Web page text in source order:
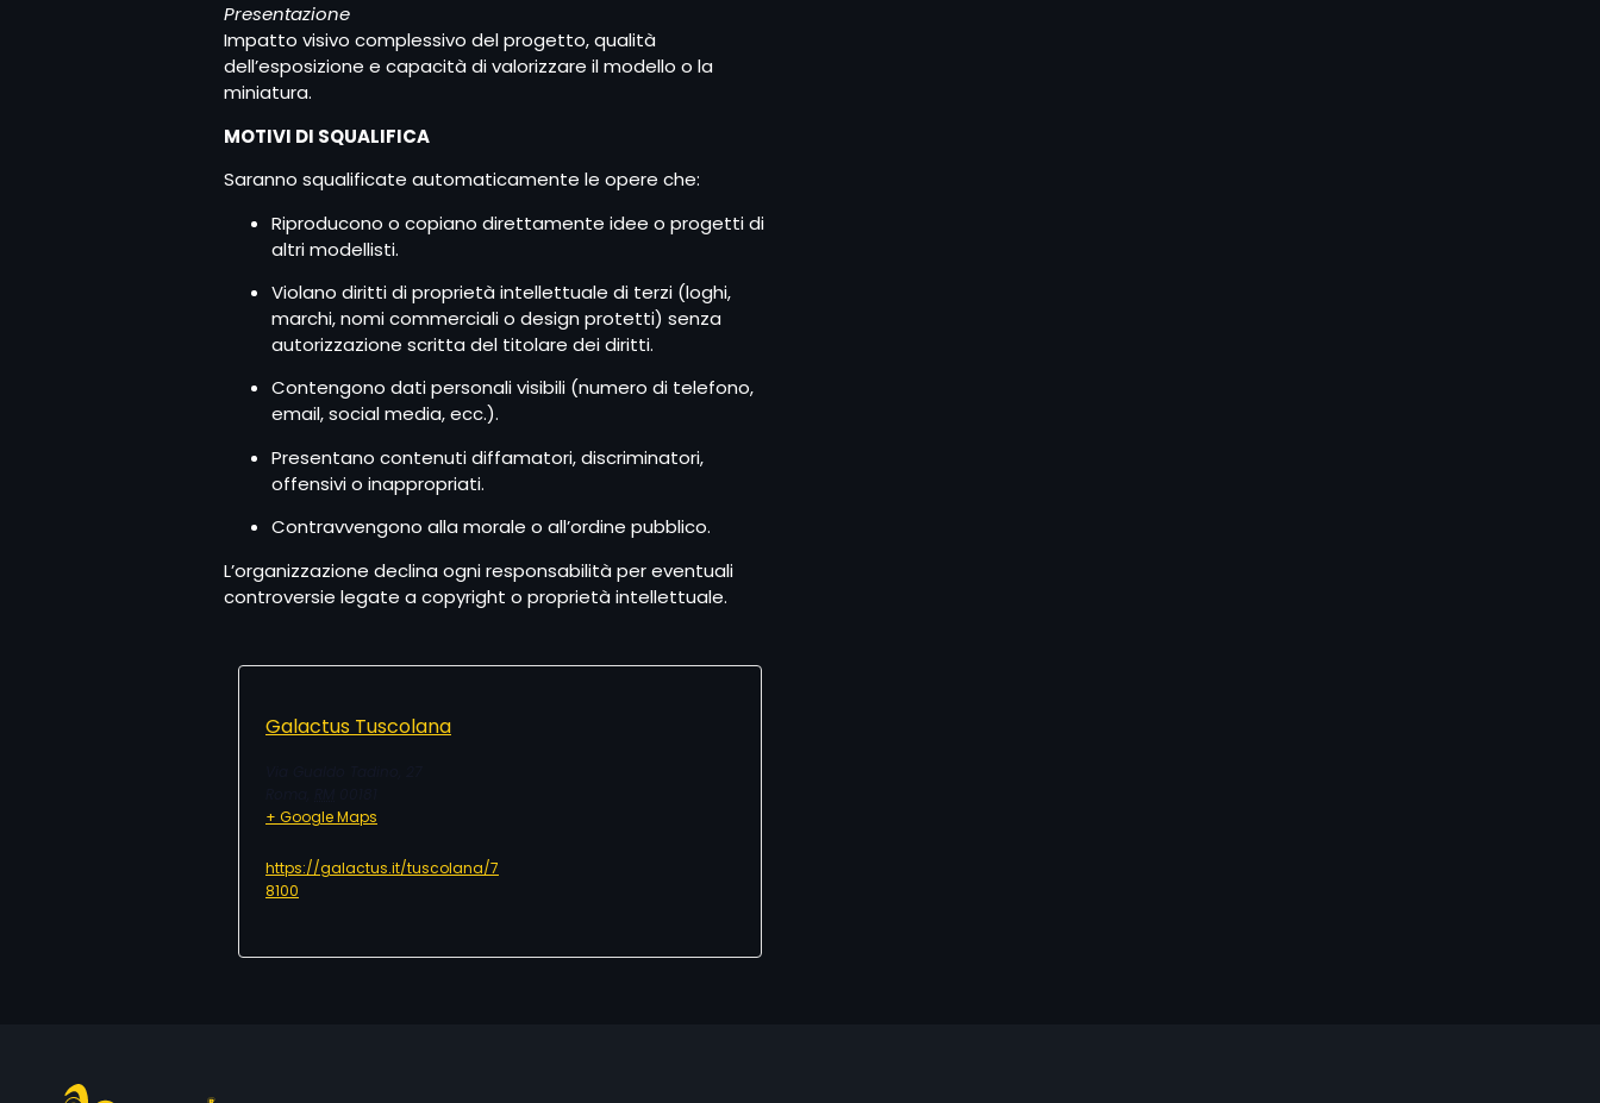
Presentazione
Impatto visivo complessivo del progetto, qualità
dell’esposizione e capacità di valorizzare il modello o la
miniatura.
MOTIVI DI SQUALIFICA
Saranno squalificate automaticamente le opere che:
Riproducono o copiano direttamente idee o progetti di
altri modellisti.
Violano diritti di proprietà intellettuale di terzi (loghi,
marchi, nomi commerciali o design protetti) senza
autorizzazione scritta del titolare dei diritti.
Contengono dati personali visibili (numero di telefono,
email, social media, ecc.).
Presentano contenuti diffamatori, discriminatori,
offensivi o inappropriati.
Contravvengono alla morale o all’ordine pubblico.
L’organizzazione declina ogni responsabilità per eventuali
controversie legate a copyright o proprietà intellettuale.
Galactus Tuscolana
+ Google Maps
https://galactus.it/tuscolana/7
8100